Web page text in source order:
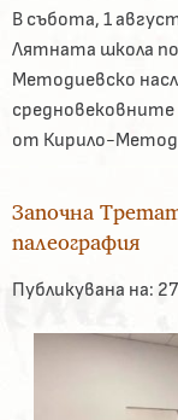
В събота, 1
Лятната школа по
Методиевско
средновековните
от Кирило-
Започна
палеография
Публикувана на: